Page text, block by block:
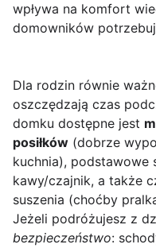
wpływa na komfort
domowników
Dla rodzin równie
oszczędzają czas
domku dostępne jest
posiłków (dobrze
kuchnia), podstawowe
kawy/czajnik, a także
suszenia (choćby
Jeżeli podróżujesz z
bezpieczeństwo: